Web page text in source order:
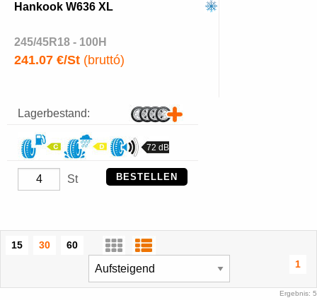
Hankook W636 XL
245/45R18 - 100H
241.07 €/St (bruttó)
Lagerbestand:
72 dB
St BESTELLEN
15 30
60
1
Ergebnis: 5